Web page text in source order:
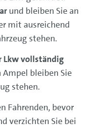
und bleiben Sie an
mit ausreichend
stehen.
Lkw vollständig
bleiben Sie
stehen.
Fahrenden, bevor
verzichten Sie bei